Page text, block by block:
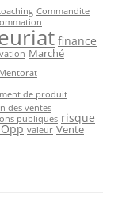
Commandite
finance
Marché
Mentorat
de produit
des ventes
publiques risque
valeur Vente